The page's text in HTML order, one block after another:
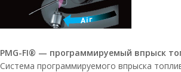
PMG-FI® — программируемый впрыск
Система программируемого впрыска